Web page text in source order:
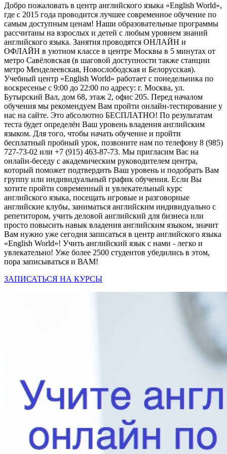
Добро пожаловать в центр английского языка «English World»,
где с 2015 года проводится лучшее современное обучение по
самым доступным ценам! Наши образовательные программы
рассчитаны на взрослых и детей с любым уровнем знаний
английского языка. Занятия проводятся ОНЛАЙН и
ОФЛАЙН в уютном классе в центре Москвы в 5 минутах от
метро Савёловская (в шаговой доступности также станции
метро Менделеевская, Новослободская и Белорусская).
Учебный центр «English World» работает с понедельника по
воскресенье с 9:00 до 22:00 по адресу: г. Москва, ул.
Бутырский Вал, дом 68, этаж 2, офис 205. Перед началом
обучения мы рекомендуем Вам пройти онлайн-тестирование у
нас на сайте. Это абсолютно БЕСПЛАТНО! По результатам
теста будет определён Ваш уровень владения английским
языком. Для того, чтобы начать обучение и пройти
бесплатный пробный урок, позвоните нам по телефону 8 (985)
727-73-02 или +7 (915) 463-87-73. Мы пригласим Вас на
онлайн-беседу с академическим руководителем центра,
который поможет подтвердить Ваш уровень и подобрать Вам
группу или индивидуальный график обучения. Если Вы
хотите пройти современный и увлекательный курс
английского языка, посещать игровые и разговорные
английские клубы, заниматься английским индивидуально с
репетитором, учить деловой английский для бизнеса или
просто повысить навык владения английским языком, значит
Вам нужно уже сегодня записаться в центр английского языка
«English World»! Учить английский язык с нами - легко и
увлекательно! Уже более 2500 студентов убедились в этом,
пора записываться и ВАМ!
ЗАПИСАТЬСЯ НА КУРСЫ